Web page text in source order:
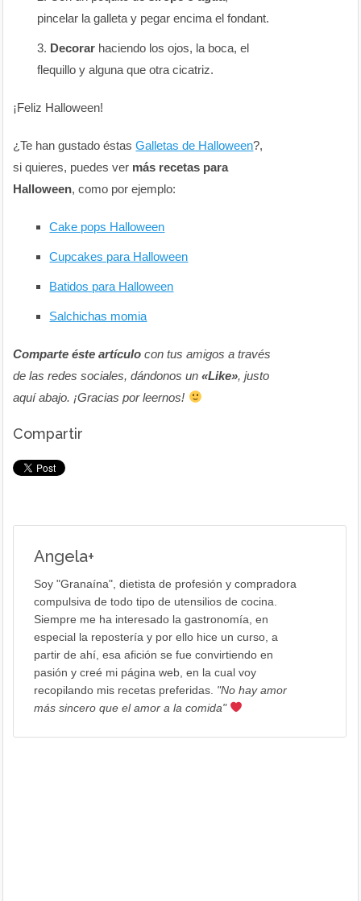
pincelar la galleta y pegar encima el fondant.
Decorar haciendo los ojos, la boca, el
flequillo y alguna que otra cicatriz.
¡Feliz Halloween!
¿Te han gustado éstasGalletas de Halloween?,
si quieres, puedes ver más recetas para
Halloween, como por ejemplo:
Cake pops Halloween
Cupcakes para Halloween
Batidos para Halloween
Salchichas momia
Comparte éste artículo con tus amigos a través
de las redes sociales, dándonos un«Like», justo
aquí abajo. ¡Gracias por leernos!
Compartir
Angela+
Soy "Granaína", dietista de profesión y compradora
compulsiva de todo tipo de utensilios de cocina.
Siempre me ha interesado la gastronomía, en
especial la repostería y por ello hice un curso, a
partir de ahí, esa afición se fue convirtiendo en
pasión y creé mi página web, en la cual voy
recopilando mis recetas preferidas. "No hay amor
más sincero que el amor a la comida"